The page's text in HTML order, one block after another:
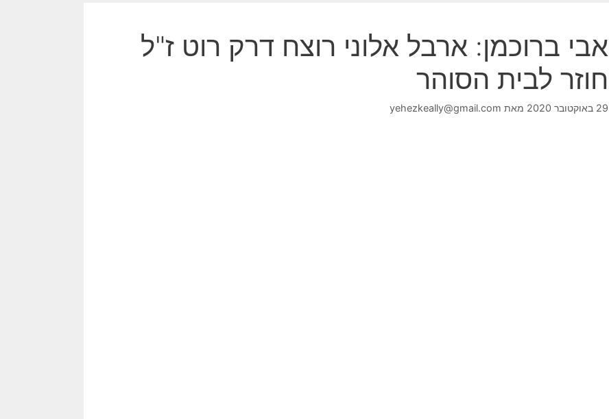
אבי ברוכמן: ארבל אלוני רוצח דרק רוט ז"ל
חוזר לבית הסוהר
29 באוקטובר 2020 מאת yehezkeally@gmail.com